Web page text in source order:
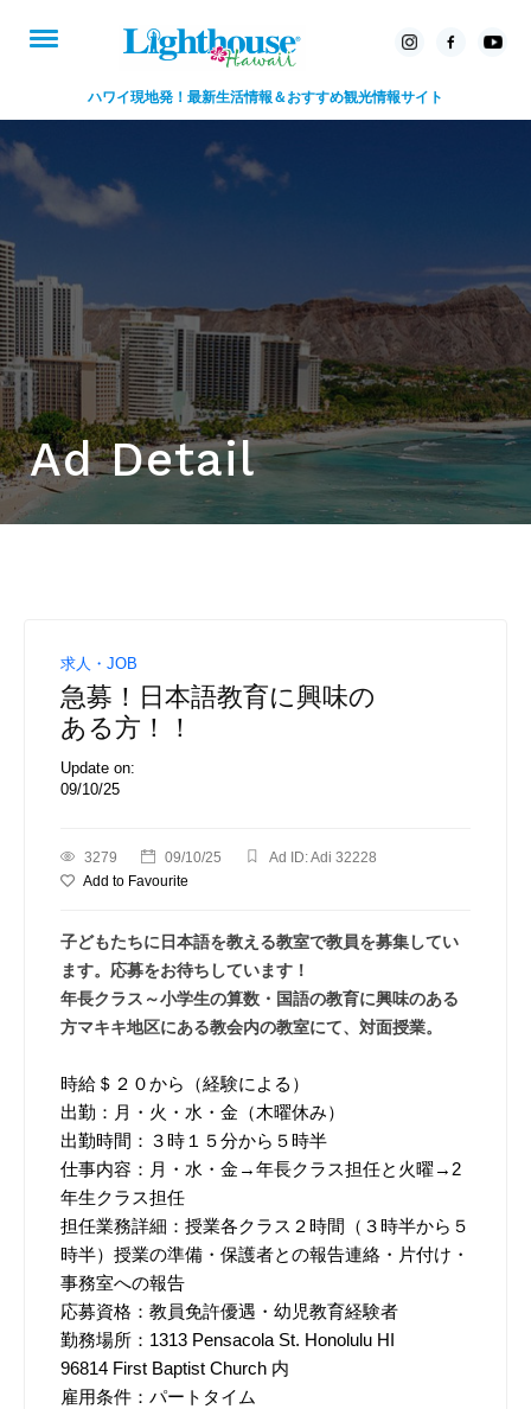
ハワイ現地発！最新生活情報＆おすすめ観光情報サイト
Ad Detail
求人・JOB
急募！日本語教育に興味の
ある方！！
Update on:
09/10/25
3279 09/10/25
Ad ID: Adi 32228
Add to Favourite
子どもたちに日本語を教える教室で教員を募集してい
ます。応募をお待ちしています！
年長クラス～小学生の算数・国語の教育に興味のある
方マキキ地区にある教会内の教室にて、対面授業。
時給＄２０から（経験による）
出勤：月・火・水・金（木曜休み）
出勤時間： ３時１５分から５時半
仕事内容：月・水・金→年長クラス担任と火曜→2
年生クラス担任
担任業務詳細：授業各クラス ２時間（ ３時半から５
時半）授業の準備・保護者との報告連絡・片付け・
事務室への報告
応募資格：教員免許優遇・幼児教育経験者
勤務場所： 1313 Pensacola St. Honolulu HI
96814 First Baptist Church 内
雇用条件：パートタイム